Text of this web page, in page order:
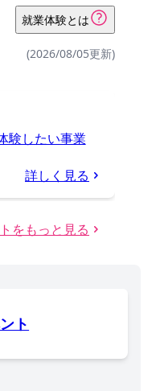
就業体験とは
(2026/08/05更新)
験したい事業
詳しく見る
をもっと見る
ト